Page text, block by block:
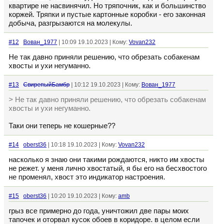
квартире не насвинячил. Но тряпочник, как и большинство
коржей. Тряпки и пустые картонные коробки - его законная
добыча, разгрызаются на молекулы.
#12 Вован_1977 | 10:09 19.10.2023 | Кому: Vovan232
Не так давно приняли решению, что обрезать собакенам
хвосты и ухи негуманно.
#13 СвирепыйБамбр | 10:12 19.10.2023 | Кому: Вован_1977
> Не так давно приняли решению, что обрезать собакенам
хвосты и ухи негуманно.
Таки они теперь не кошерные??
#14 oberst36 | 10:18 19.10.2023 | Кому: Vovan232
насколько я знаю они такими рождаются, никто им хвосты
не режет. у меня лично хвостатый, я бы его на бесхвостого
не променял, хвост это индикатор настроения.
#15 oberst36 | 10:20 19.10.2023 | Кому: amb
грыз все примерно до года, уничтожил две пары моих
тапочек и оторвал кусок обоев в коридоре. в целом если